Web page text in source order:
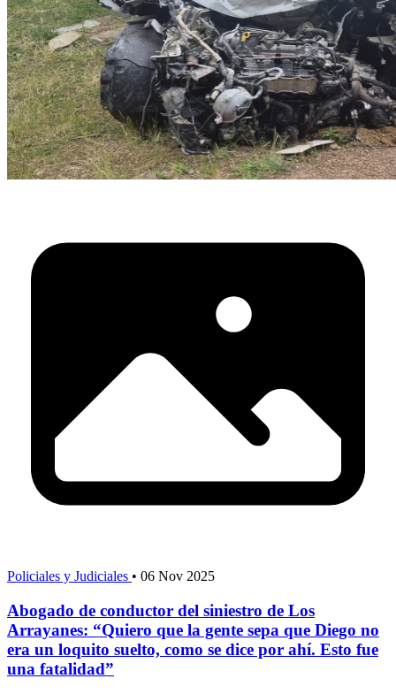
Policiales y Judiciales • 06 Nov 2025
Abogado de conductor del siniestro de Los
Arrayanes: “Quiero que la gente sepa que Diego no
era un loquito suelto, como se dice por ahí. Esto fue
una fatalidad”